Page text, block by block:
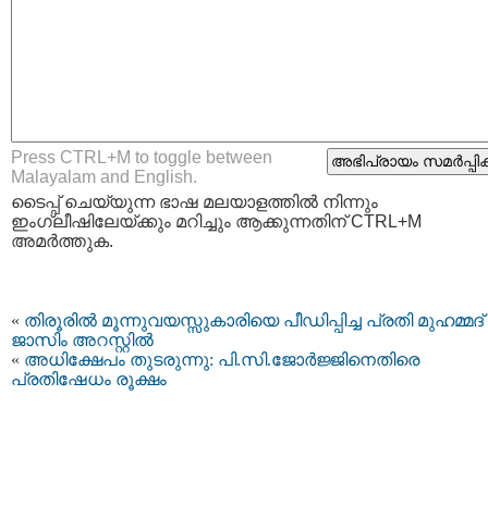
Press CTRL+M to toggle between
Malayalam and English.
ടൈപ്പ്‌ ചെയ്യുന്ന ഭാഷ മലയാളത്തില്‍ നിന്നും
ഇംഗ്ലീഷിലേയ്ക്കും മറിച്ചും ആക്കുന്നതിന് CTRL+M
അമര്‍ത്തുക.
« തിരൂരില്‍ മൂന്നുവയസ്സുകാരിയെ പീഡിപ്പിച്ച പ്രതി മുഹമ്മദ്
ജാസിം അറസ്റ്റില്‍
« അധിക്ഷേപം തുടരുന്നു: പി.സി.ജോര്‍ജ്ജിനെതിരെ
പ്രതിഷേധം രൂക്ഷം